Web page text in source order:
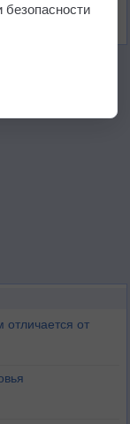
отличается от
безопасности